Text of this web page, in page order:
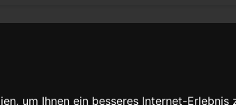
um Ihnen ein besseres Internet-
Quelltext